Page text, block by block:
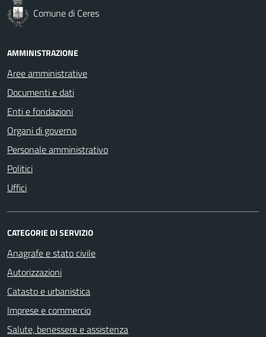
Comune di Ceres
AMMINISTRAZIONE
Aree amministrative
Documenti e dati
Enti e fondazioni
Organi di governo
Personale amministrativo
Politici
Uffici
CATEGORIE DI SERVIZIO
Anagrafe e stato civile
Autorizzazioni
Catasto e urbanistica
Imprese e commercio
Salute, benessere e assistenza